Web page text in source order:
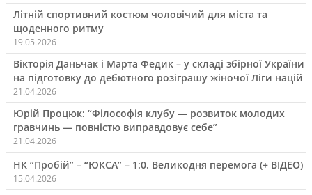
Літній спортивний костюм чоловічий для міста та
щоденного ритму
19.05.2026
Вікторія Даньчак і Марта Федик – у складі збірної України
на підготовку до дебютного розіграшу жіночої Ліги націй
21.04.2026
Юрій Процюк: “Філософія клубу — розвиток молодих
гравчинь — повністю виправдовує себе”
21.04.2026
НК “Пробій” – “ЮКСА” – 1:0. Великодня перемога (+ ВІДЕО)
15.04.2026